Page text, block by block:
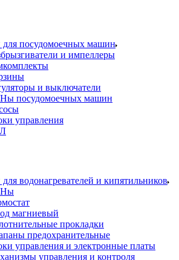
для посудомоечных машин
и импеллеры
и выключатели
посудомоечных машин
управления
для водонагревателей и кипятильников
магниевый
прокладки
предохранительные
управления и электронные платы
управления и контроля